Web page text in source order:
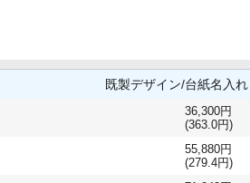
既製デザイン/台紙名入
36,300円
(363.0円)
55,880円
(279.4円)